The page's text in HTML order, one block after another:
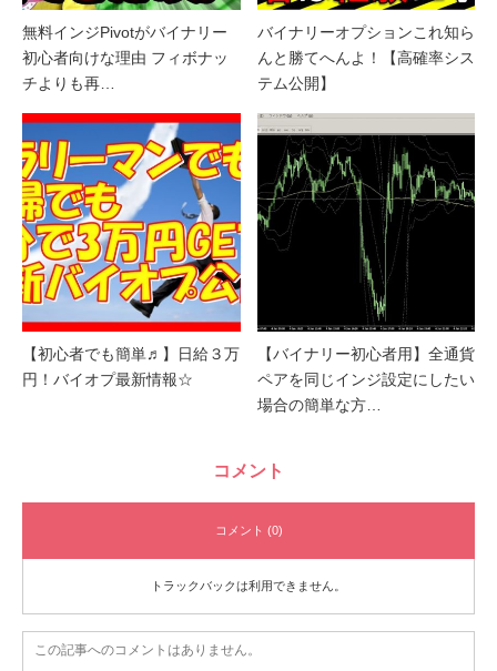
無料インジPivotがバイナリー
初心者向けな理由 フィボナッ
チよりも再…
バイナリーオプションこれ知ら
んと勝てへんよ！【高確率シス
テム公開】
【初心者でも簡単♬】日給３万
円！バイオプ最新情報☆
【バイナリー初心者用】全通貨
ペアを同じインジ設定にしたい
場合の簡単な方…
コメント
コメント (0)
トラックバックは利用できません。
この記事へのコメントはありません。